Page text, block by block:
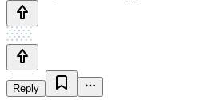
Reply